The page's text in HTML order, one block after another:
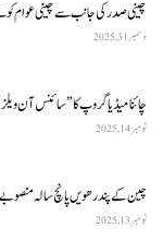
چینی صدر کی جانب سے چینی عوام کو
دسمبر 31, 2025
چائنا میڈیا گروپ کا ”سائنس آن
نومبر 14, 2025
چین کے پندرھویں پانچ سالہ
نومبر 13, 2025